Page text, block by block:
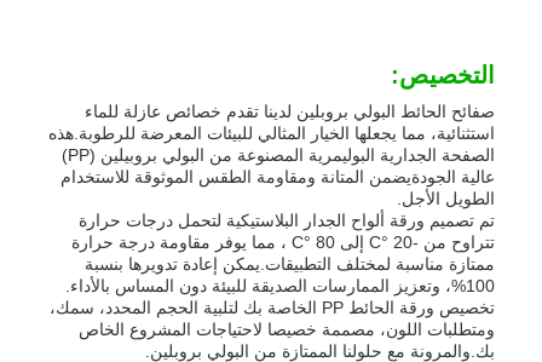
التخصيص:
صفائح الحائط البولي بروبلين لدينا تقدم خصائص عازلة للماء
استثنائية، مما يجعلها الخيار المثالي للبيئات المعرضة للرطوبة.هذه
الصفحة الجدارية البوليمرية المصنوعة من البولي بروبيلين (PP)
عالية الجودةيضمن المتانة ومقاومة الطقس الموثوقة للاستخدام
الطويل الأجل.
تم تصميم ورقة ألواح الجدار البلاستيكية لتحمل درجات حرارة
تتراوح من -20 °C إلى 80 °C ، مما يوفر مقاومة درجة حرارة
ممتازة مناسبة لمختلف التطبيقات.يمكن إعادة تدويرها بنسبة
100%، وتعزيز الممارسات الصديقة للبيئة دون المساس بالأداء.
تخصيص ورقة الحائط PP الخاصة بك لتلبية الحجم المحدد، سمك،
ومتطلبات اللون، مصممة خصيصا لاحتياجات المشروع الخاص
بك.والمرونة مع حلولنا الممتازة من البولي بروبلين.